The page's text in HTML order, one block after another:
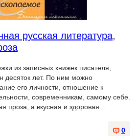
русская литература,
из записных книжек писателя,
десяток лет. По ним можно
его личности, отношение к
современникам, самому себе.
проза, а вкусная и здоровая...
0